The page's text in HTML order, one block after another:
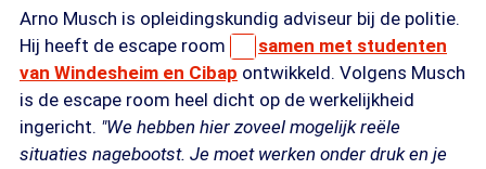
Arno Musch is opleidingskundig adviseur bij de politie.
Hij heeft de escape room
samen met studenten
van Windesheim en Cibap ontwikkeld. Volgens Musch
is de escape room heel dicht op de werkelijkheid
ingericht. "We hebben hier zoveel mogelijk reële
situaties nagebootst. Je moet werken onder druk en je